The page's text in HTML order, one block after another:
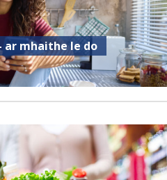
ar mhaithe le do